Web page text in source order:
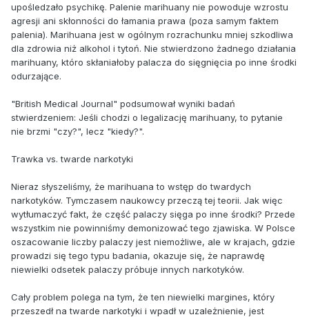
upośledzało psychikę. Palenie marihuany nie powoduje wzrostu
agresji ani skłonności do łamania prawa (poza samym faktem
palenia). Marihuana jest w ogólnym rozrachunku mniej szkodliwa
dla zdrowia niż alkohol i tytoń. Nie stwierdzono żadnego działania
marihuany, któro skłaniałoby palacza do sięgnięcia po inne środki
odurzające.
"British Medical Journal" podsumował wyniki badań
stwierdzeniem: Jeśli chodzi o legalizację marihuany, to pytanie
nie brzmi "czy?", lecz "kiedy?".
Trawka vs. twarde narkotyki
Nieraz słyszeliśmy, że marihuana to wstęp do twardych
narkotyków. Tymczasem naukowcy przeczą tej teorii. Jak więc
wytłumaczyć fakt, że część palaczy sięga po inne środki? Przede
wszystkim nie powinniśmy demonizować tego zjawiska. W Polsce
oszacowanie liczby palaczy jest niemożliwe, ale w krajach, gdzie
prowadzi się tego typu badania, okazuje się, że naprawdę
niewielki odsetek palaczy próbuje innych narkotyków.
Cały problem polega na tym, że ten niewielki margines, który
przeszedł na twarde narkotyki i wpadł w uzależnienie, jest